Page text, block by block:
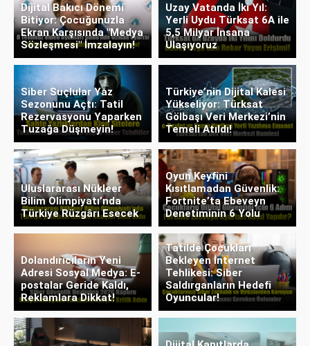
Dijital Bakıcı Dönemi
Bitiyor: Çocuğunuzla
Ekran Karşısında "Medya
Sözleşmesi" İmzalayın!
Uzay Vatanda İki Yıl:
Yerli Uydu Türksat 6A ile
5,5 Milyar İnsana
Ulaşıyoruz
Siber Suçlular Yaz
Sezonunu Açtı: Tatil
Rezervasyonu Yaparken
Tuzağa Düşmeyin!
Türkiye’nin Dijital Kalesi
Yükseliyor: Türksat
Gölbaşı Veri Merkezi’nin
Temeli Atıldı!
Uluslararası Nükleer
Bilim Olimpiyatı’nda
Türkiye Rüzgârı Esecek
Oyun Keyfini
Kısıtlamadan Güvenlik:
Fortnite’ta Ebeveyn
Denetiminin 6 Yolu
Dolandırıcıların Yeni
Adresi Sosyal Medya: E-
postalar Geride Kaldı,
Reklamlara Dikkat!
Tatilde Çocukları
Bekleyen İnternet
Tehlikesi: Siber
Saldırganların Hedefi
Oyuncular!